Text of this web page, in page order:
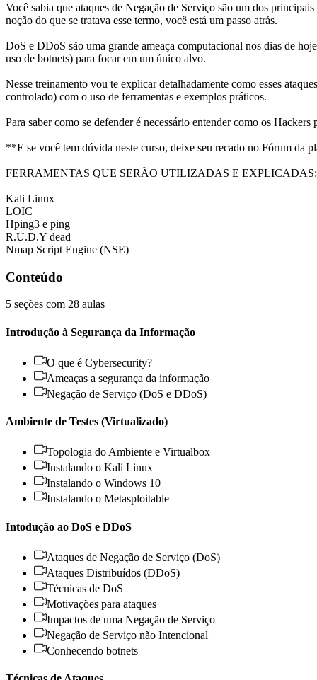
Você sabia que ataques de Negação de Serviço são um dos
noção do que se tratava esse termo, você está um passo atrás.
DoS e DDoS são uma grande ameaça computacional nos dias de
uso de botnets) para focar em um único alvo.
Nesse treinamento vou te explicar detalhadamente como esses
controlado) com o uso de ferramentas e exemplos práticos.
Para saber como se defender é necessário entender como os Hackers
**E se você tem dúvida neste curso, deixe seu recado no Fórum da
FERRAMENTAS QUE SERÃO UTILIZADAS E EXPLICADAS:
Kali Linux
LOIC
Hping3 e ping
R.U.D.Y dead
Nmap Script Engine (NSE)
Conteúdo
5 seções com 28 aulas
Introdução à Segurança da Informação
O que é Cybersecurity?
Ameaças a segurança da informação
Negação de Serviço (DoS e DDoS)
Ambiente de Testes (Virtualizado)
Topologia do Ambiente e Virtualbox
Instalando o Kali Linux
Instalando o Windows 10
Instalando o Metasploitable
Intodução ao DoS e DDoS
Ataques de Negação de Serviço (DoS)
Ataques Distribuídos (DDoS)
Técnicas de DoS
Motivações para ataques
Impactos de uma Negação de Serviço
Negação de Serviço não Intencional
Conhecendo botnets